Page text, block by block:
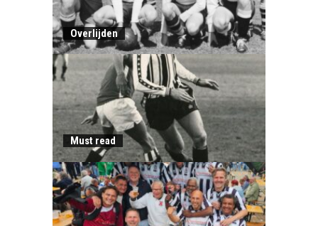
Overlijden
Must read